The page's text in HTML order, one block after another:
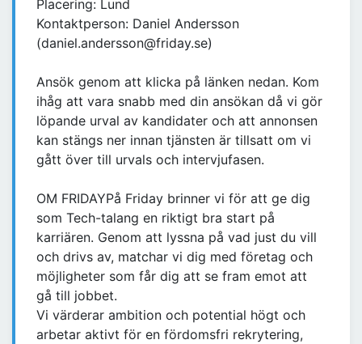
Placering: Lund
Kontaktperson: Daniel Andersson
(daniel.andersson@friday.se)
Ansök genom att klicka på länken nedan. Kom
ihåg att vara snabb med din ansökan då vi gör
löpande urval av kandidater och att annonsen
kan stängs ner innan tjänsten är tillsatt om vi
gått över till urvals och intervjufasen.
OM FRIDAYPå Friday brinner vi för att ge dig
som Tech-talang en riktigt bra start på
karriären. Genom att lyssna på vad just du vill
och drivs av, matchar vi dig med företag och
möjligheter som får dig att se fram emot att
gå till jobbet.
Vi värderar ambition och potential högt och
arbetar aktivt för en fördomsfri rekrytering,